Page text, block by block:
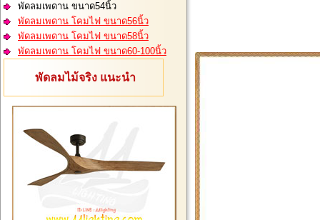
พัดลมเพดาน ขนาด54นิ้ว
พัดลมเพดาน โคมไฟ ขนาด56นิ้ว
พัดลมเพดาน โคมไฟ ขนาด58นิ้ว
พัดลมเพดาน โคมไฟ ขนาด60-100นิ้ว
พัดลมไม้จริง แนะนำ